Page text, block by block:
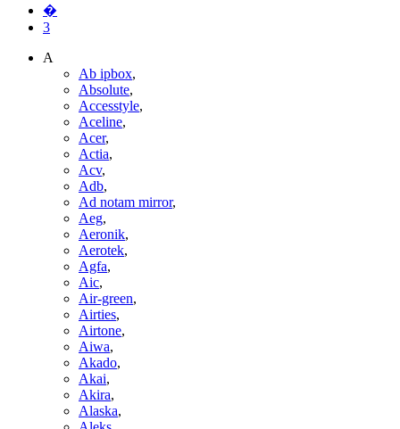
�
3
A
Ab ipbox,
Absolute,
Accesstyle,
Aceline,
Acer,
Actia,
Acv,
Adb,
Ad notam mirror,
Aeg,
Aeronik,
Aerotek,
Agfa,
Aic,
Air-green,
Airties,
Airtone,
Aiwa,
Akado,
Akai,
Akira,
Alaska,